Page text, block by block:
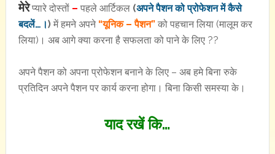
मेरेप्यारे दोस्तों– पहले आर्टिकल (अपने पैशन को प्रोफेशन में कैसे
बदलें…।)में हमने अपने “यूनिक – पैशन”को पहचान लिया (मालूम कर
लिया)। अब आगे क्या करना है सफलता को पाने के लिए ??
अपने पैशन को अपना प्रोफेशन बनाने के लिए – अब हमे बिना रुके
प्रतिदिन अपने पैशन पर कार्य करना होगा। बिना किसी समस्या के।
याद रखें कि…